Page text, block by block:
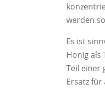
werden
Es ist
Honig als
Teil einer
Ersatz